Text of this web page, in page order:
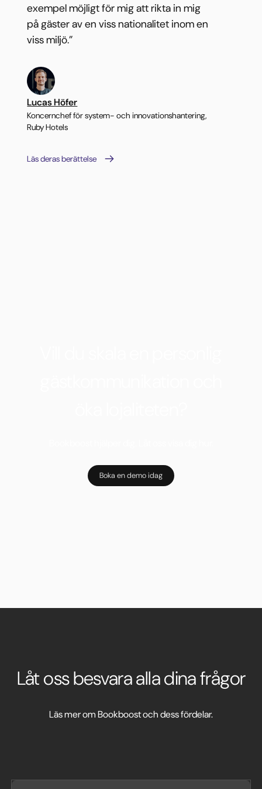
exempel möjligt för mig att rikta in mig
på gäster av en viss nationalitet inom en
viss miljö.”
Lucas Höfer
Koncernchef för system- och innovationshantering,
Ruby Hotels
Läs deras berättelse
Boka en demo idag
Låt oss besvara alla dina frågor
Läs mer om Bookboost och dess fördelar.